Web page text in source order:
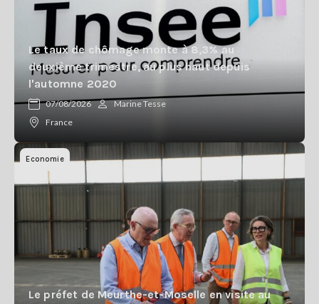
Le taux de chômage monte à 8,3% au
deuxième trimestre, au plus haut depuis
l'automne 2020
07/08/2026
Marine Tesse
France
Economie
Le préfet de Meurthe-et-Moselle en visite au